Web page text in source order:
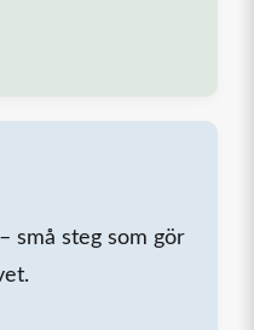
små steg som gör